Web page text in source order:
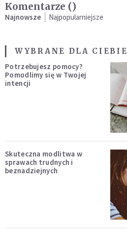
Komentarze ()
Najnowsze Najpopularniejsze
WYBRANE DLA CIEBIE
Potrzebujesz pomocy?
Pomodlimy się w Twojej
intencji
Skuteczna modlitwa w
sprawach trudnych i
beznadziejnych